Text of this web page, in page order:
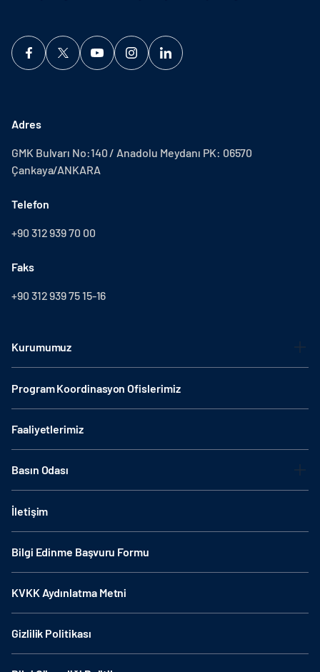
Adres
GMK Bulvarı No:140 / Anadolu Meydanı PK: 06570
Çankaya/ANKARA
Telefon
+90 312 939 70 00
Faks
+90 312 939 75 15-16
Kurumumuz
Program Koordinasyon Ofislerimiz
Faaliyetlerimiz
Basın Odası
İletişim
Bilgi Edinme Başvuru Formu
KVKK Aydınlatma Metni
Gizlilik Politikası